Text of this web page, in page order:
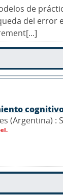
de
del error
(Argentina) :